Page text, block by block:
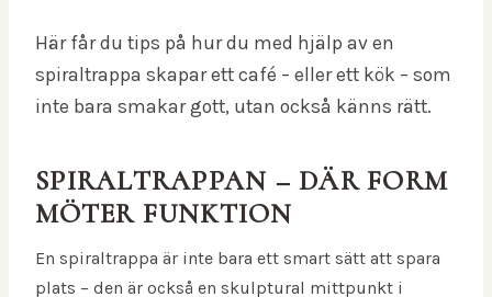
Här får du tips på hur du med hjälp av en
spiraltrappa skapar ett café – eller ett kök – som
inte bara smakar gott, utan också känns rätt.
SPIRALTRAPPAN – DÄR FORM
MÖTER FUNKTION
En spiraltrappa är inte bara ett smart sätt att spara
plats – den är också en skulptural mittpunkt i